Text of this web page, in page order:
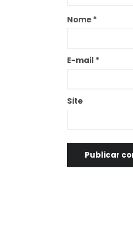
Nome*
E-mail *
Site